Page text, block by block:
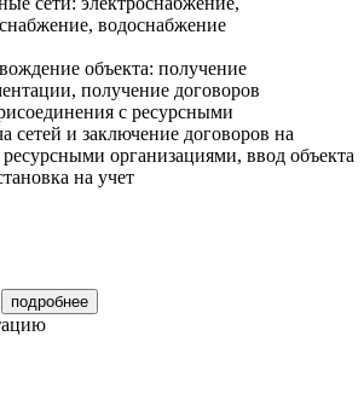
водоснабжение
объекта: получение
получение договоров
с ресурсными
сетей и заключение договоров на
ресурсными организациями, ввод объекта
на учет
подробнее